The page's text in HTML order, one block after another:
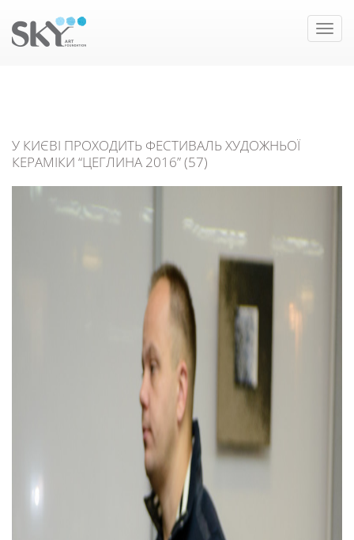
Toggle
У КИЄВІ ПРОХОДИТЬ ФЕСТИВАЛЬ ХУДОЖНЬОЇ
КЕРАМІКИ “ЦЕГЛИНА 2016” (57)